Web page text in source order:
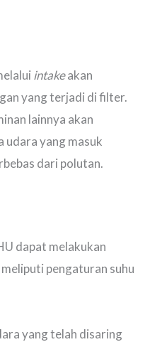
intakeakan
yang terjadi di filter.
lainnya akan
yang masuk
dari polutan.
dapat melakukan
pengaturan suhu
yang telah disaring